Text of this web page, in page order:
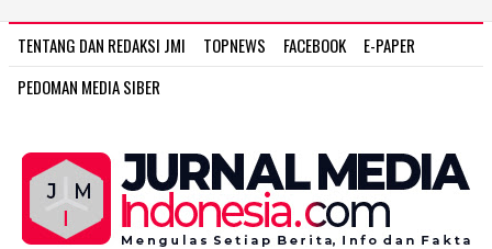
TENTANG DAN REDAKSI JMI TOPNEWS FACEBOOK
E-PAPER
PEDOMAN MEDIA SIBER